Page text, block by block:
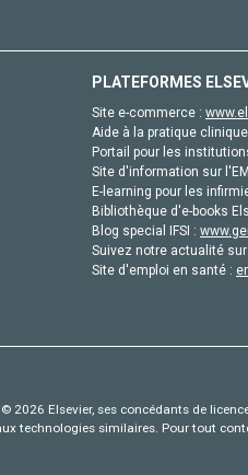
PLATEFORMES
Site e-commerce :
Aide à la pratique
Portail pour les
Site d'information sur
E-learning pour les
Bibliothèque d'e-books
Blog special IFSI :
Suivez notre actualité
Site d'emploi en santé :
2026 Elsevier, ses concédants de
technologies similaires. Pour tout